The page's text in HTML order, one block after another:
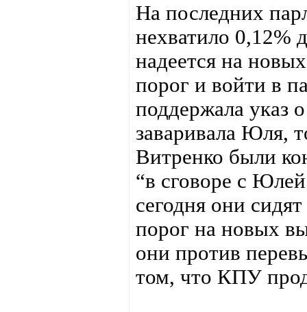
На последних
нехватило 0,12%
надеется на
порог и войти в
поддержала указ
заваривала Юля,
Витренко были
“в сговоре с
сегодня они
порог на новых
они против
том, что КПУ